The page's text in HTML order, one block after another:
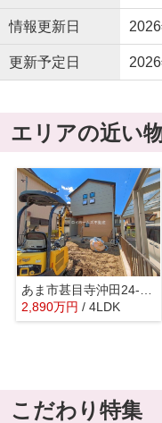
情報更新日
更新予定日
エリアの近い
2,890万円 / 4LDK
こだわり特集